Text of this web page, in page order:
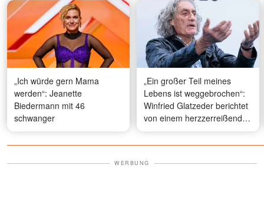
„Ich würde gern Mama
werden“: Jeanette
Biedermann mit 46
schwanger
„Ein großer Teil meines
Lebens ist weggebrochen“:
Winfried Glatzeder berichtet
von einem herzzerreißenden
Verlust
WERBUNG